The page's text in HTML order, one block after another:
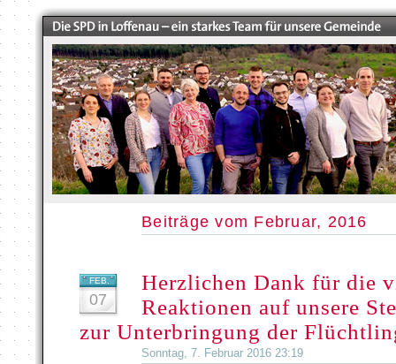
Beiträge vom Februar, 2016
FEB.
07
Herzlichen Dank für die
Reaktionen auf unsere
zur Unterbringung der
Sonntag, 7. Februar 2016 23:19